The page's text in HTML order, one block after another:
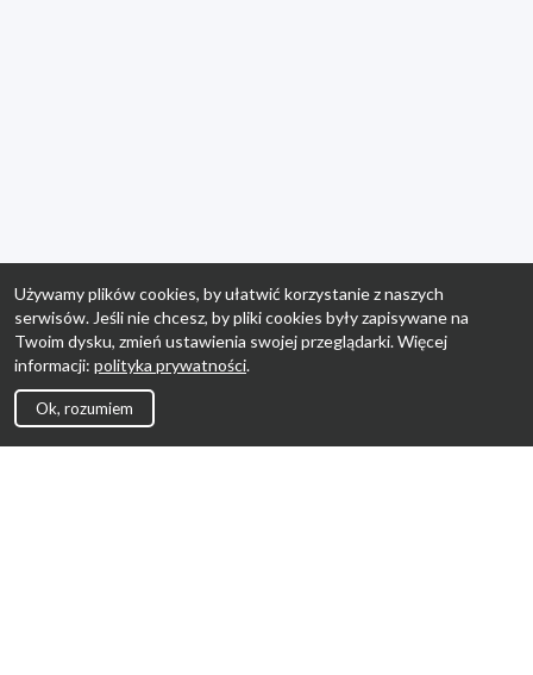
Używamy plików cookies, by ułatwić korzystanie z naszych
serwisów. Jeśli nie chcesz, by pliki cookies były zapisywane na
Twoim dysku, zmień ustawienia swojej przeglądarki. Więcej
informacji: polityka prywatności.
Ok, rozumiem